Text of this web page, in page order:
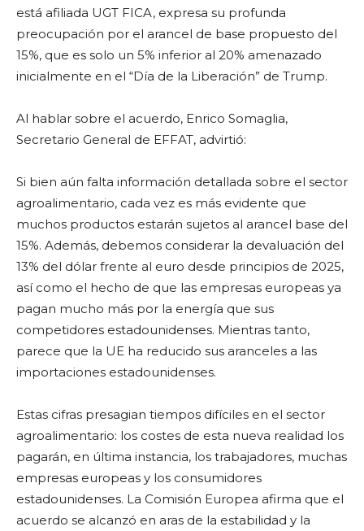
está afiliada UGT FICA, expresa su profunda
preocupación por el arancel de base propuesto del
15%, que es solo un 5% inferior al 20% amenazado
inicialmente en el “Día de la Liberación” de Trump.
Al hablar sobre el acuerdo, Enrico Somaglia,
Secretario General de EFFAT, advirtió:
Si bien aún falta información detallada sobre el sector
agroalimentario, cada vez es más evidente que
muchos productos estarán sujetos al arancel base del
15%. Además, debemos considerar la devaluación del
13% del dólar frente al euro desde principios de 2025,
así como el hecho de que las empresas europeas ya
pagan mucho más por la energía que sus
competidores estadounidenses. Mientras tanto,
parece que la UE ha reducido sus aranceles a las
importaciones estadounidenses.
Estas cifras presagian tiempos difíciles en el sector
agroalimentario: los costes de esta nueva realidad los
pagarán, en última instancia, los trabajadores, muchas
empresas europeas y los consumidores
estadounidenses. La Comisión Europea afirma que el
acuerdo se alcanzó en aras de la estabilidad y la